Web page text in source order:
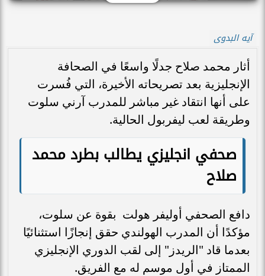
آيه البدوى
أثار محمد صلاح جدلًا واسعًا في الصحافة
الإنجليزية بعد تصريحاته الأخيرة، التي فُسرت
على أنها انتقاد غير مباشر للمدرب آرني سلوت
وطريقة لعب ليفربول الحالية.
صحفي انجليزي يطالب بطرد محمد
صلاح
دافع الصحفي أوليفر هولت بقوة عن سلوت،
مؤكدًا أن المدرب الهولندي حقق إنجازًا استثنائيًا
بعدما قاد "الريدز" إلى لقب الدوري الإنجليزي
الممتاز في أول موسم له مع الفريق.